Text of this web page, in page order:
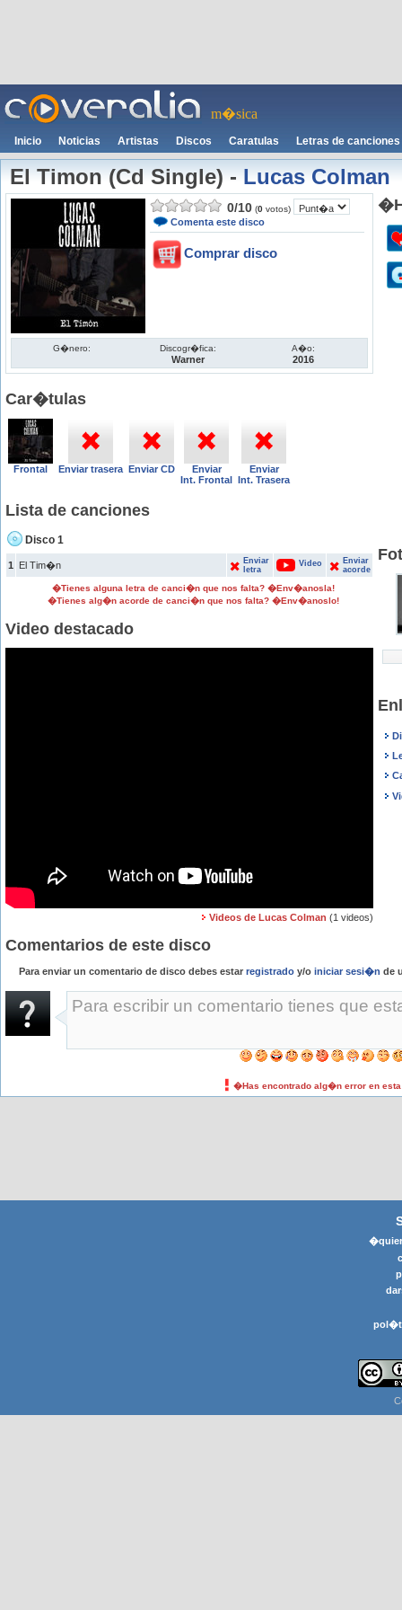
m�sica
Inicio Noticias Artistas Discos Caratulas Letras de canciones
El Timon (Cd Single)-Lucas Colman
0/10 (0 votos)
Comenta este disco
Comprar disco
G�nero: Discogr�fica:
Warner
A�o:
2016
Car�tulas
Frontal Enviar trasera Enviar CD
Enviar
Int. Frontal
Enviar
Int. Trasera
Lista de canciones
Disco 1
1 El Tim�n
Enviar
letra
Video
Enviar
acorde
�Tienes alguna letra de canci�n que nos falta? �Env�anosla!
�Tienes alg�n acorde de canci�n que nos falta? �Env�anoslo!
Video destacado
Videos de Lucas Colman (1 videos)
Comentarios de este disco
Para enviar un comentario de disco debes estar registrado y/o iniciar sesi�n de
�Has encontrado alg�n error en